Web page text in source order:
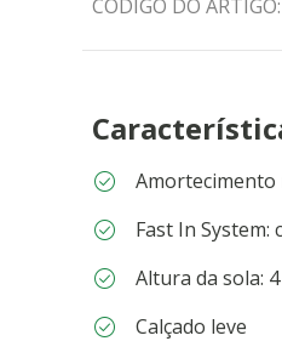
CÓDIGO DO ARTIGO:
Amortecimento
Fast In System:
Altura da sola:
Calçado leve